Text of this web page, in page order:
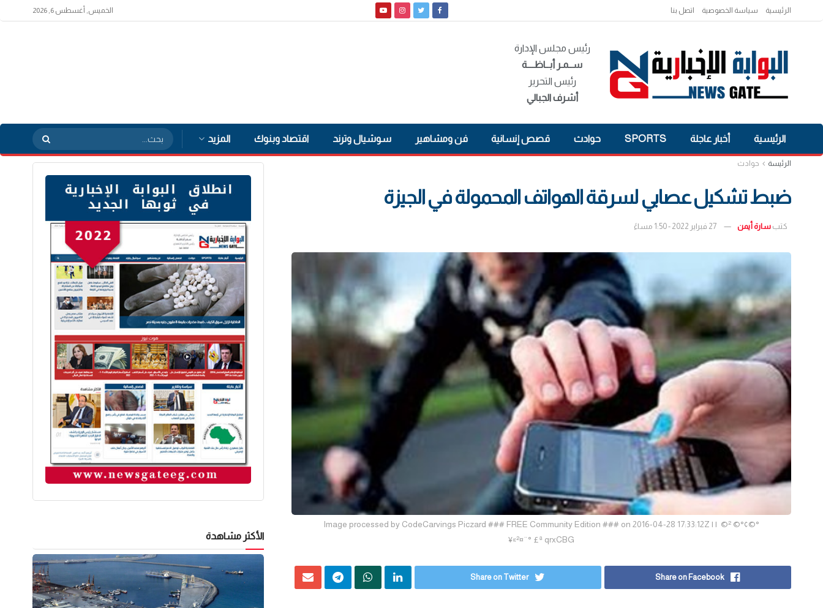
الرئيسية سياسة الخصوصية اتصل بنا الخميس, أغسطس 6, 2026
رئيس مجلس الإدارة
ســمـر أبــاظــــة
رئيس التحرير
أشرف الجبالي
الرئيسية أخبار عاجلة SPORTS حوادث قصص إنسانية فن ومشاهير سوشيال وترند اقتصاد وبنوك المزيد
الرئيسة حوادث
ضبط تشكيل عصابي لسرقة الهواتف المحمولة في الجيزة
كتب سارة أيمن 27 فبراير 2022 - 1:50 مساءً
Image processed by CodeCarvings Piczard ### FREE Community Edition ### on 2016-04-28 17:33:12Z | | ©² ©°¢©°
¥«²¤¨° £ª qrxCBG
Share on Facebook
Share on Twitter
الأكثر مشاهدة